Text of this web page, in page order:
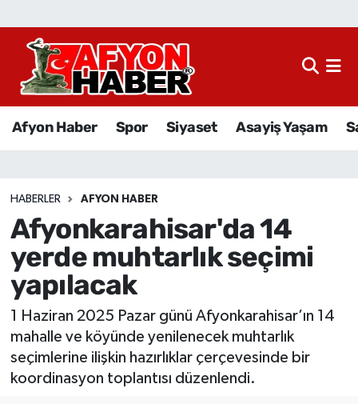
Afyon Haber Spor Siyaset Asayiş Yaşam
HABERLER AFYON HABER
Afyonkarahisar'da 14
yerde muhtarlık seçimi
yapılacak
1 Haziran 2025 Pazar günü Afyonkarahisar’ın 14
mahalle ve köyünde yenilenecek muhtarlık
seçimlerine ilişkin hazırlıklar çerçevesinde bir
koordinasyon toplantısı düzenlendi.
Afyon Haber
Sağlık
Eğitim
Ekonomi
Magazin